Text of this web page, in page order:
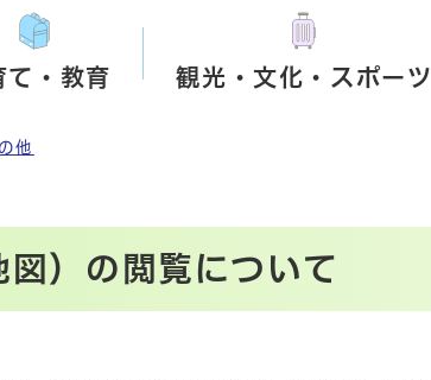
て・教育 観光・文化・スポーツ
他
）の閲覧について